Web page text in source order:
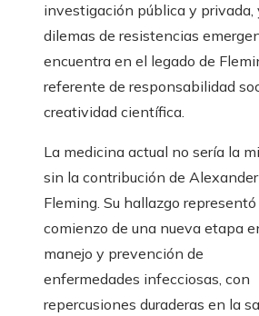
investigación pública y privada,
dilemas de resistencias
encuentra en el legado de
referente de responsabilidad
creatividad científica.
La medicina actual no sería la
sin la contribución de Alexander
Fleming. Su hallazgo representó
comienzo de una nueva etapa
manejo y prevención de
enfermedades infecciosas, con
repercusiones duraderas en la